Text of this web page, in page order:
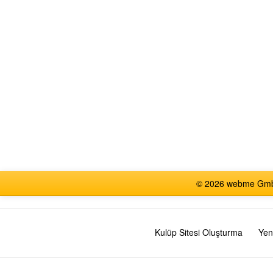
© 2026 webme
Kulüp Sitesi Oluşturma